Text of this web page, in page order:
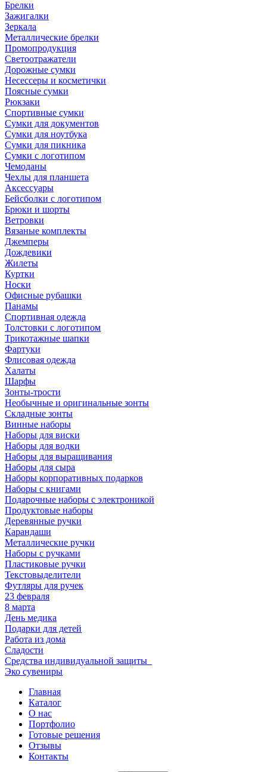
Брелки
Зажигалки
Зеркала
Металлические брелки
Промопродукция
Светоотражатели
Дорожные сумки
Несессеры и косметички
Поясные сумки
Рюкзаки
Спортивные сумки
Сумки для документов
Сумки для ноутбука
Сумки для пикника
Сумки с логотипом
Чемоданы
Чехлы для планшета
Аксессуары
Бейсболки с логотипом
Брюки и шорты
Ветровки
Вязаные комплекты
Джемперы
Дождевики
Жилеты
Куртки
Носки
Офисные рубашки
Панамы
Спортивная одежда
Толстовки с логотипом
Трикотажные шапки
Фартуки
Флисовая одежда
Халаты
Шарфы
Зонты-трости
Необычные и оригинальные зонты
Складные зонты
Винные наборы
Наборы для виски
Наборы для водки
Наборы для выращивания
Наборы для сыра
Наборы корпоративных подарков
Наборы с книгами
Подарочные наборы с электроникой
Продуктовые наборы
Деревянные ручки
Карандаши
Металлические ручки
Наборы с ручками
Пластиковые ручки
Текстовыделители
Футляры для ручек
23 февраля
8 марта
День медика
Подарки для детей
Работа из дома
Сладости
Средства индивидуальной защиты_
Эко сувениры
Главная
Каталог
О нас
Портфолио
Готовые решения
Отзывы
Контакты